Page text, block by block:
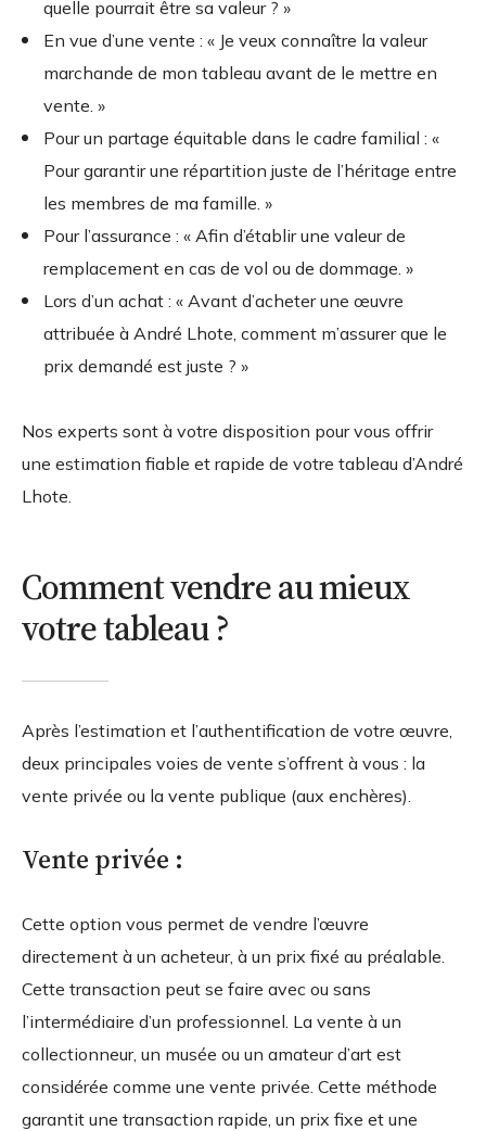
quelle pourrait être sa valeur ? »
En vue d’une vente : « Je veux connaître la valeur
marchande de mon tableau avant de le mettre en
vente. »
Pour un partage équitable dans le cadre familial : «
Pour garantir une répartition juste de l’héritage entre
les membres de ma famille. »
Pour l’assurance : « Afin d’établir une valeur de
remplacement en cas de vol ou de dommage. »
Lors d’un achat : « Avant d’acheter une œuvre
attribuée à André Lhote, comment m’assurer que le
prix demandé est juste ? »
Nos experts sont à votre disposition pour vous offrir
une estimation fiable et rapide de votre tableau d’André
Lhote.
Comment vendre au mieux
votre tableau ?
Après l’estimation et l’authentification de votre œuvre,
deux principales voies de vente s’offrent à vous : la
vente privée ou la vente publique (aux enchères).
Vente privée :
Cette option vous permet de vendre l’œuvre
directement à un acheteur, à un prix fixé au préalable.
Cette transaction peut se faire avec ou sans
l’intermédiaire d’un professionnel. La vente à un
collectionneur, un musée ou un amateur d’art est
considérée comme une vente privée. Cette méthode
garantit une transaction rapide, un prix fixe et une